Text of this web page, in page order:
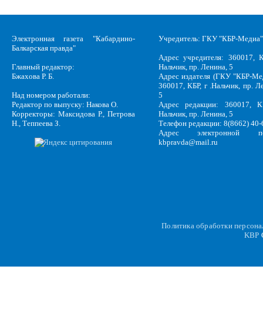
Электронная газета "Кабардино-
Балкарская правда"
Главный редактор:
Бжахова Р. Б.
Над номером работали:
Редактор по выпуску: Накова О.
Корректоры: Максидова Р., Петрова
Н., Теппеева З.
Учредитель: ГКУ "КБР-Медиа"
Адрес учредителя: 360017,
Нальчик, пр. Ленина, 5
Адрес издателя (ГКУ "КБР-
360017, КБР, г .Нальчик, пр.
5
Адрес редакции: 360017,
Нальчик, пр. Ленина, 5
Телефон редакции: 8(8662)
Адрес электронной
kbpravda@mail.ru
Политика обработки
KBP